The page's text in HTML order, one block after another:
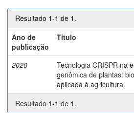
Resultado 1-1 de 1.
Ano de
publicação
Título
2020
Tecnologia CRISPR na
genômica de plantas:
aplicada à agricultura.
Resultado 1-1 de 1.